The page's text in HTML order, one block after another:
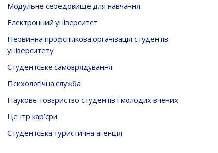
Модульне середовище для навчання
Електронний університет
Первинна профспілкова організація студентів
університету
Студентське самоврядування
Психологічна служба
Наукове товариство студентів і молодих вчених
Центр кар’єри
Студентська туристична агенція